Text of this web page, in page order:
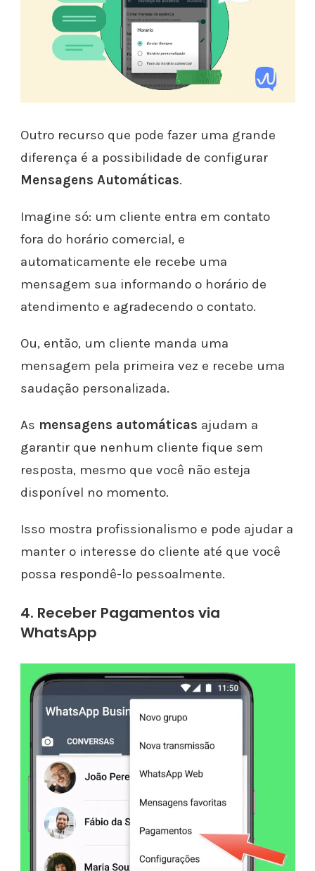
Outro recurso que pode fazer uma grande
diferença é a possibilidade de configurar
Mensagens Automáticas.
Imagine só: um cliente entra em contato
fora do horário comercial, e
automaticamente ele recebe uma
mensagem sua informando o horário de
atendimento e agradecendo o contato.
Ou, então, um cliente manda uma
mensagem pela primeira vez e recebe uma
saudação personalizada.
As mensagens automáticas ajudam a
garantir que nenhum cliente fique sem
resposta, mesmo que você não esteja
disponível no momento.
Isso mostra profissionalismo e pode ajudar a
manter o interesse do cliente até que você
possa respondê-lo pessoalmente.
4. Receber Pagamentos via
WhatsApp